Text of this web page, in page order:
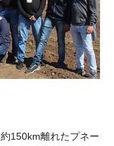
150km離れたプネー